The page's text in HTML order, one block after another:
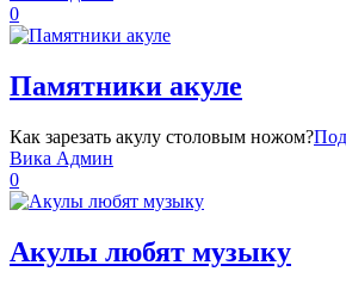
0
Памятники акуле
Как зарезать акулу столовым ножом?
Вика Админ
0
Акулы любят музыку